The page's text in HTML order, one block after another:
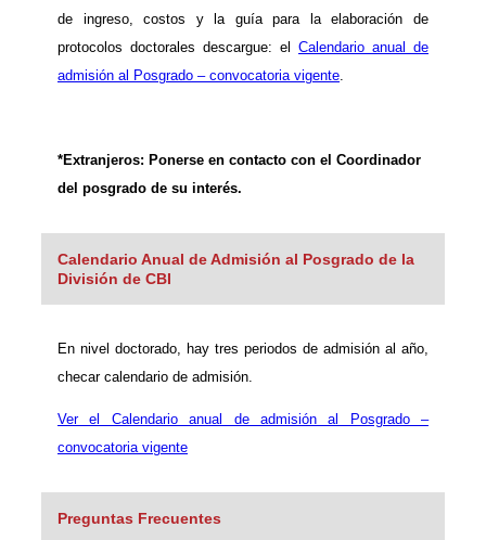
de ingreso, costos y la guía para la elaboración de
protocolos doctorales descargue: el Calendario anual de
admisión al Posgrado – convocatoria vigente.
*Extranjeros: Ponerse en contacto con el Coordinador
del posgrado de su interés.
Calendario Anual de Admisión al Posgrado de la
División de CBI
En nivel doctorado, hay tres periodos de admisión al año,
checar calendario de admisión.
Ver el Calendario anual de admisión al Posgrado –
convocatoria vigente
Preguntas Frecuentes